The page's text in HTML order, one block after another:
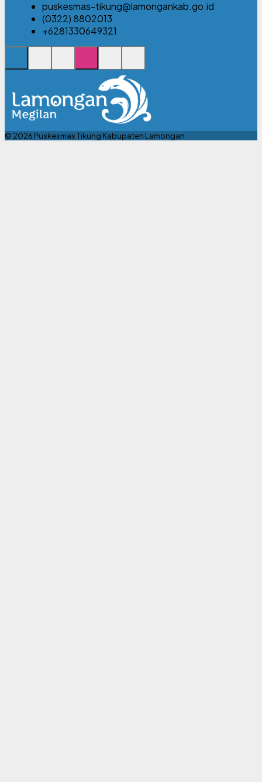
puskesmas-tikung@lamongankab.go.id
(0322) 8802013
+6281330649321
© 2026 Puskesmas Tikung Kabupaten Lamongan